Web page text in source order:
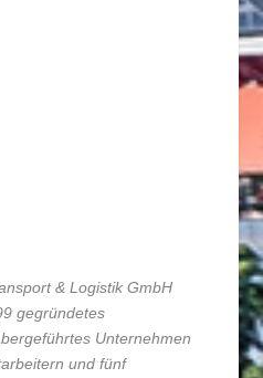
& Logistik GmbH
gegründetes
Unternehmen
und fünf